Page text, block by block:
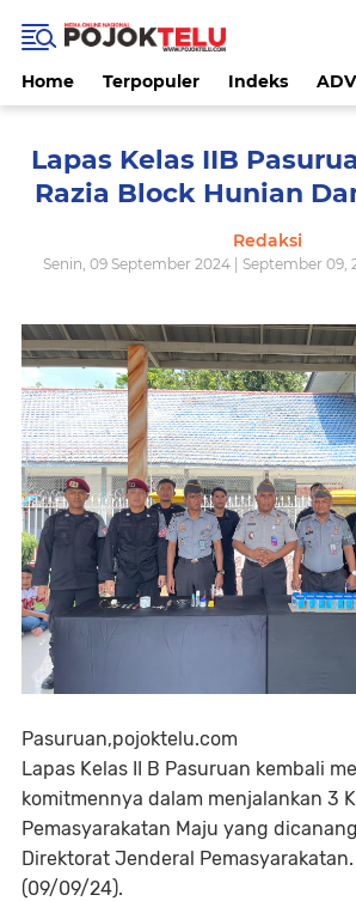
Home Terpopuler Indeks ADV
Lapas Kelas IIB
Razia Block Hunian
Redaksi
Senin, 09 September 2024 | September 09,
Pasuruan,pojoktelu.com
Lapas Kelas II B Pasuruan kembali
komitmennya dalam menjalankan 3
Pemasyarakatan Maju yang
Direktorat Jenderal
(09/09/24).